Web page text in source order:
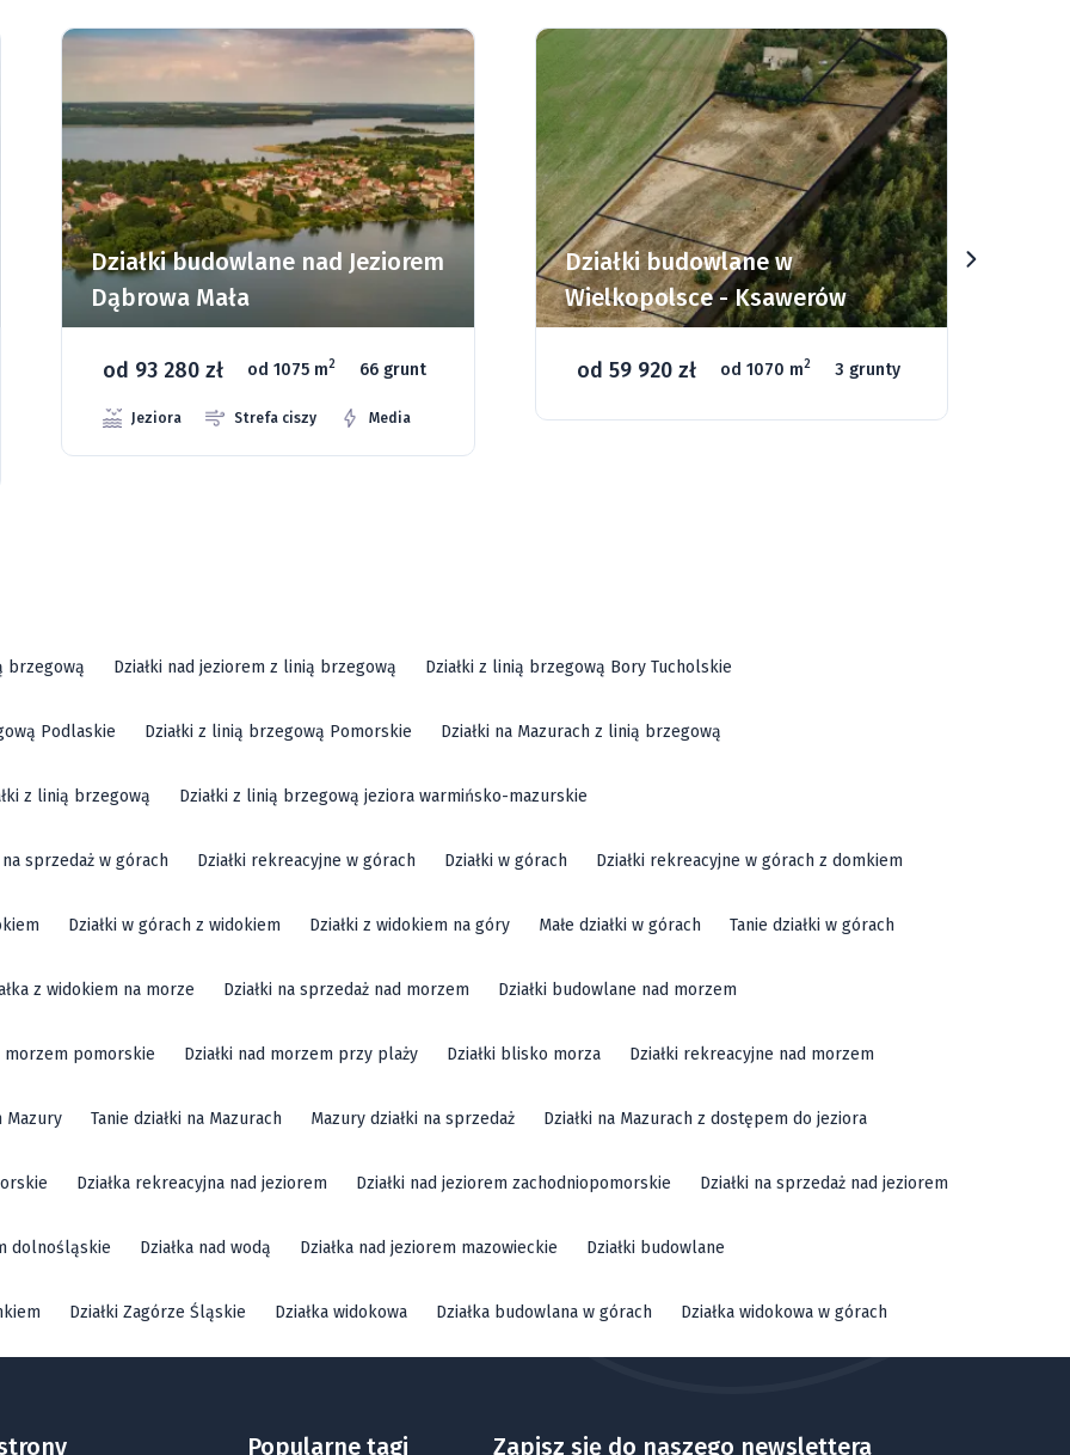
Działki budowlane w
Wielkopolsce - Ksawerów
od 59 920 zł od 1070 m
Działki w Górach Sowich -
Sierpnica
od 135 000 zł od 1000 m
brzegową Działki nad jeziorem z linią brzegową Działki z linią brzegową Bory Tucholskie
Podlaskie Działki z linią brzegową Pomorskie Działki na Mazurach z linią brzegową
z linią brzegową Działki z linią brzegową jeziora warmińsko-mazurskie
na sprzedaż w górach Działki rekreacyjne w górach Działki w górach Działki rekreacyjne w górach z domkiem
Działki w górach z widokiem Działki z widokiem na góry Małe działki w górach Tanie działki w górach
z widokiem na morze Działki na sprzedaż nad morzem Działki budowlane nad morzem
morzem pomorskie Działki nad morzem przy plaży Działki blisko morza Działki rekreacyjne nad morzem
Mazury Tanie działki na Mazurach Mazury działki na sprzedaż Działki na Mazurach z dostępem do jeziora
Działka rekreacyjna nad jeziorem Działki nad jeziorem zachodniopomorskie Działki na sprzedaż nad jeziorem
dolnośląskie Działka nad wodą Działka nad jeziorem mazowieckie Działki budowlane
Działki Zagórze Śląskie Działka widokowa Działka budowlana w górach Działka widokowa w górach
Popularne tagi Zapisz się do naszego newslettera